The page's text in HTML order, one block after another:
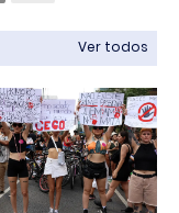
Ver todos